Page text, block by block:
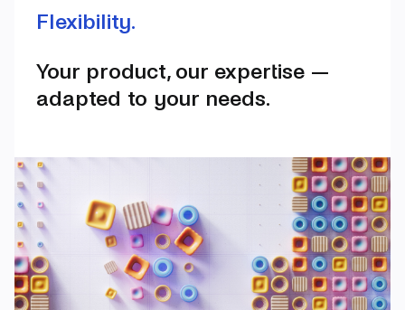
Flexibility.
Your product, our expertise —
adapted to your needs.